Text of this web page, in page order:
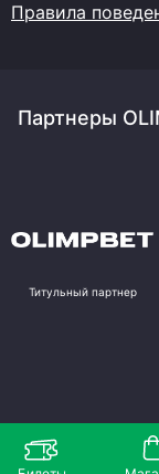
Правила
Партнеры
Титульный партнер